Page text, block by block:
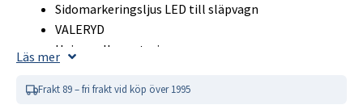
Sidomarkeringsljus LED till släpvagn
VALERYD
Universell montering
Indikator, kategori 5
Läs mer
Frakt 89 – fri frakt vid köp över 1995